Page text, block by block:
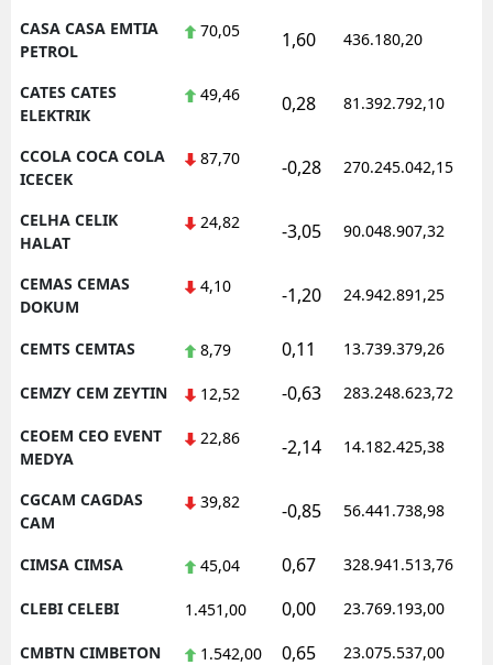
CASA CASA EMTIA
PETROL
70,05 1,60 436.180,20
CATES CATES
ELEKTRIK
49,46 0,28 81.392.792,10
CCOLA COCA COLA
ICECEK
87,70 -0,28 270.245.042,15
CELHA CELIK
HALAT
24,82 -3,05 90.048.907,32
CEMAS CEMAS
DOKUM
4,10 -1,20 24.942.891,25
CEMTS CEMTAS 8,79 0,11 13.739.379,26
CEMZY CEM ZEYTIN 12,52 -0,63 283.248.623,72
CEOEM CEO EVENT
MEDYA
22,86 -2,14 14.182.425,38
CGCAM CAGDAS
CAM
39,82 -0,85 56.441.738,98
CIMSA CIMSA 45,04 0,67 328.941.513,76
CLEBI CELEBI 1.451,00 0,00 23.769.193,00
CMBTN CIMBETON 1.542,00 0,65 23.075.537,00